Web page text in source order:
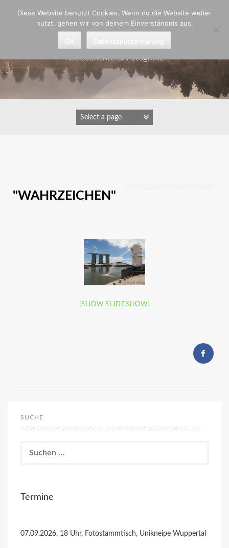
Astrid Padberg
Reiseberichte & Fotografie
"WAHRZEICHEN"
[SHOW SLIDESHOW]
SUCHE
nach:
Termine
07.09.2026, 18 Uhr, Fotostammtisch, Unikneipe Wuppertal
Diese Website benutzt Cookies. Wenn du die Website weiter
nutzt, gehen wir von deinem Einverständnis aus.